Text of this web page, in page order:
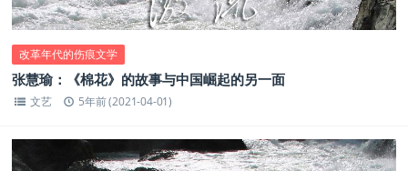
改革年代的伤痕文学
张慧瑜：《棉花》的故事与中国崛起的另一面
文艺 5年前 (2021-04-01)